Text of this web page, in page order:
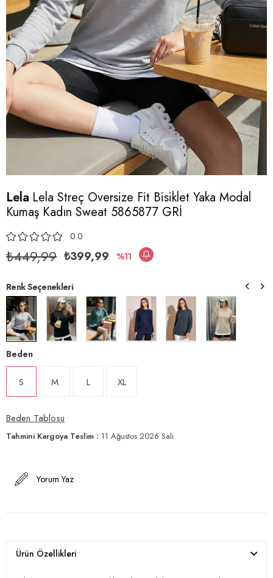
Lela Lela Streç Oversize Fit Bisiklet Yaka Modal
Kumaş Kadın Sweat 5865877 GRİ
0.0
₺449,99 ₺399,99 11
Renk Seçenekleri
Beden
S M L XL
Beden Tablosu
Tahmini Kargoya Teslim : 11 Ağustos 2026 Salı
Yorum Yaz
Ürün Özellikleri